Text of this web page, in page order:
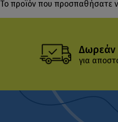
Το προϊόν που προσπαθήσατε
Δωρεάν
για